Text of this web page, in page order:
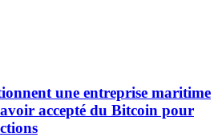
une entreprise maritime
accepté du Bitcoin pour